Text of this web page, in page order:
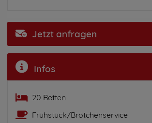
Jetzt anfragen
Infos
20 Betten
Frühstück/Brötchenservice